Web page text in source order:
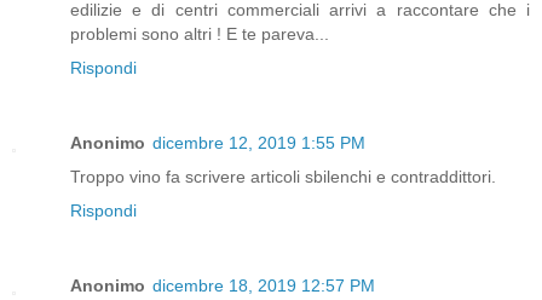
edilizie e di centri commerciali arrivi a raccontare che i
problemi sono altri ! E te pareva...
Rispondi
Anonimo dicembre 12, 2019 1:55 PM
Troppo vino fa scrivere articoli sbilenchi e contraddittori.
Rispondi
Anonimo dicembre 18, 2019 12:57 PM